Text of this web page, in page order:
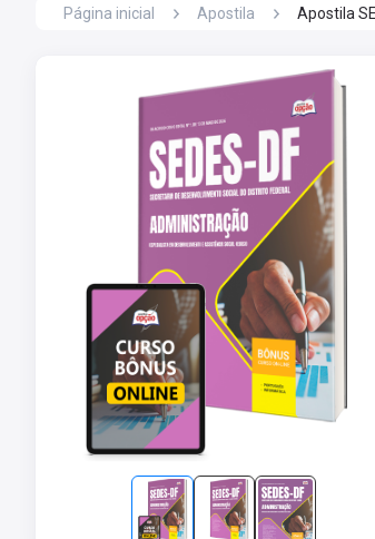
Página inicial Apostila Apostila